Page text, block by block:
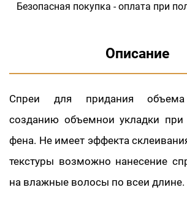
Безопасная покупка - оплата при
Описание
Спреи для придания объема
созданию объемнои укладки при
фена. Не имеет эффекта
текстуры возможно нанесение
на влажные волосы по всеи длине.